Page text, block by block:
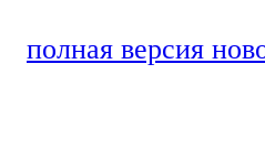
полная версия